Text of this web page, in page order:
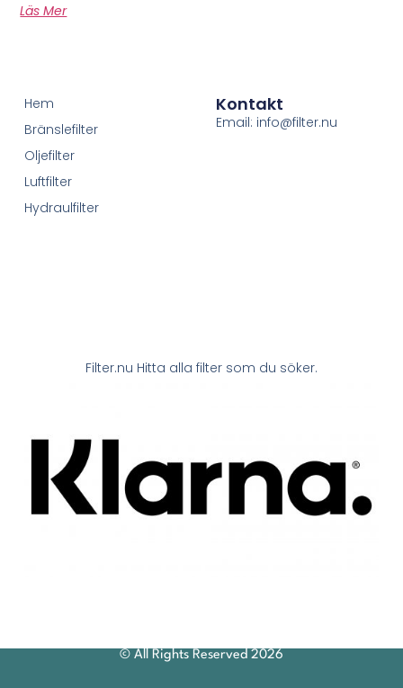
Läs Mer
Filter.nu Hitta alla filter som du söker.
Hem
Bränslefilter
Oljefilter
Luftfilter
Hydraulfilter
Kontakt
Email: info@filter.nu
© All Rights Reserved 2026